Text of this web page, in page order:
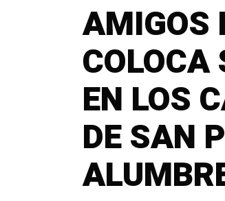
AMIGOS
COLOCA
EN LOS
DE SAN